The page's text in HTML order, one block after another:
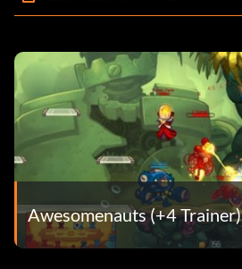
Awesomenauts (+4 Trainer)